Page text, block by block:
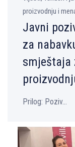
proizvodnju i
Javni
za
smještaja
Prilog: Poziv...